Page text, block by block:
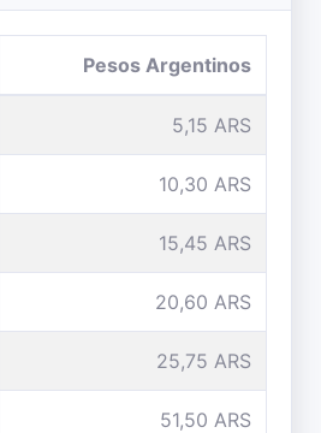
Pesos Argentinos
5,15 ARS
10,30 ARS
15,45 ARS
20,60 ARS
25,75 ARS
51,50 ARS